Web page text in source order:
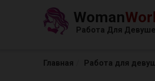
Woman
Работа Для
Главная Работа для